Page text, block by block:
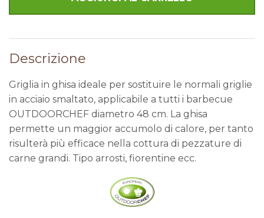
Descrizione
Griglia in ghisa ideale per sostituire le normali griglie
in acciaio smaltato, applicabile a tutti i barbecue
OUTDOORCHEF diametro 48 cm. La ghisa
permette un maggior accumolo di calore, per tanto
risulterà più efficace nella cottura di pezzature di
carne grandi. Tipo arrosti, fiorentine ecc.